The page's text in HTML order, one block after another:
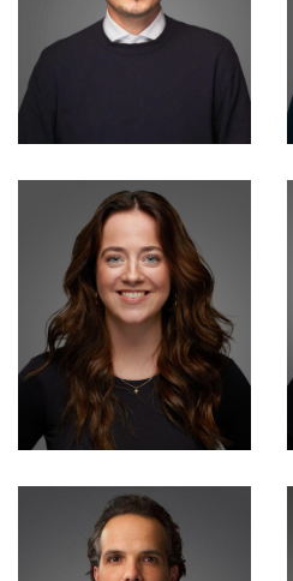
Learning &
Development (a.i.)
Valentijn van
Koningsveld
Consultant